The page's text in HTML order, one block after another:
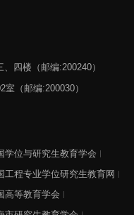
四楼（邮编:200240）
（邮编:200030）
学位与研究生教育学会
工程专业学位研究生教育网
高等教育学会